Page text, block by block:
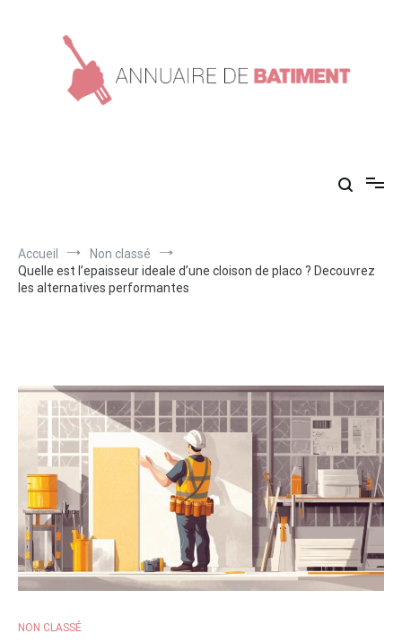
Accueil
Non classé
Quelle est l’epaisseur ideale d’une cloison de placo ? Decouvrez
les alternatives performantes
NON CLASSÉ